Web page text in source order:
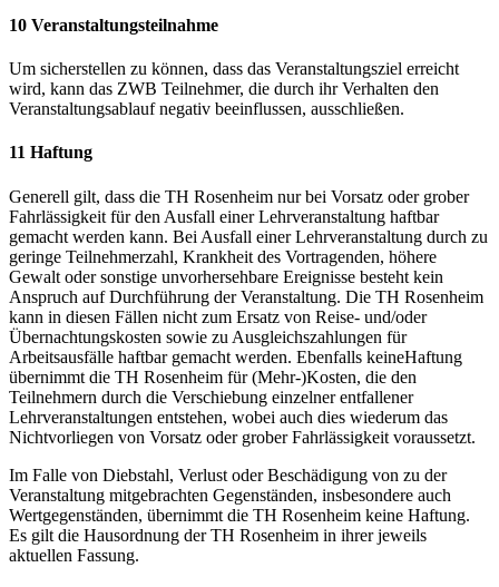
10 Veranstaltungsteilnahme
Um sicherstellen zu können, dass das Veranstaltungsziel erreicht
wird, kann das ZWB Teilnehmer, die durch ihr Verhalten den
Veranstaltungsablauf negativ beeinflussen, ausschließen.
11 Haftung
Generell gilt, dass die TH Rosenheim nur bei Vorsatz oder grober
Fahrlässigkeit für den Ausfall einer Lehrveranstaltung haftbar
gemacht werden kann. Bei Ausfall einer Lehrveranstaltung durch zu
geringe Teilnehmerzahl, Krankheit des Vortragenden, höhere
Gewalt oder sonstige unvorhersehbare Ereignisse besteht kein
Anspruch auf Durchführung der Veranstaltung. Die TH Rosenheim
kann in diesen Fällen nicht zum Ersatz von Reise- und/oder
Übernachtungskosten sowie zu Ausgleichszahlungen für
Arbeitsausfälle haftbar gemacht werden. Ebenfalls keineHaftung
übernimmt die TH Rosenheim für (Mehr-)Kosten, die den
Teilnehmern durch die Verschiebung einzelner entfallener
Lehrveranstaltungen entstehen, wobei auch dies wiederum das
Nichtvorliegen von Vorsatz oder grober Fahrlässigkeit voraussetzt.
Im Falle von Diebstahl, Verlust oder Beschädigung von zu der
Veranstaltung mitgebrachten Gegenständen, insbesondere auch
Wertgegenständen, übernimmt die TH Rosenheim keine Haftung.
Es gilt die Hausordnung der TH Rosenheim in ihrer jeweils
aktuellen Fassung.